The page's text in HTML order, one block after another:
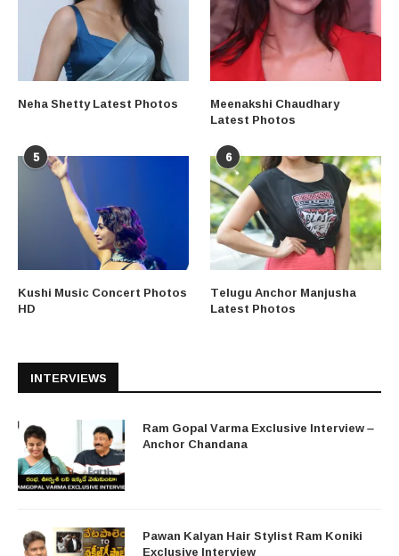
Neha Shetty Latest Photos Meenakshi Chaudhary
Latest Photos
5
Kushi Music Concert Photos
HD
6
Telugu Anchor Manjusha
Latest Photos
INTERVIEWS
Ram Gopal Varma Exclusive Interview –
Anchor Chandana
Pawan Kalyan Hair Stylist Ram Koniki
Exclusive Interview